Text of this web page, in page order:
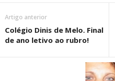
Artigo anterior
Colégio Dinis de Melo. Final
de ano letivo ao rubro!